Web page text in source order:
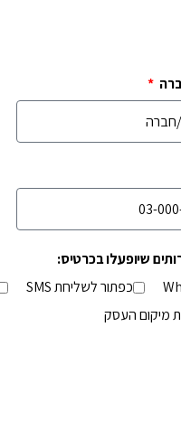
שיופעלו בכרטיס:
כפתור לשליחת SMS
מיקום העסק